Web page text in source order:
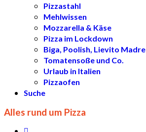
Pizzastahl
Mehlwissen
Mozzarella & Käse
Pizza im Lockdown
Biga, Poolish, Lievito Madre
Tomatensoße und Co.
Urlaub in Italien
Pizzaofen
Suche
Alles rund um Pizza